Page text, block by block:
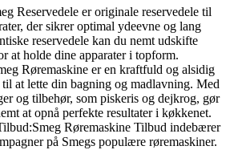
Reservedele er originale reservedele til
der sikrer optimal ydeevne og lang
reservedele kan du nemt udskifte
at holde dine apparater i topform.
Røremaskine er en kraftfuld og alsidig
at lette din bagning og madlavning. Med
og tilbehør, som piskeris og dejkrog, gør
at opnå perfekte resultater i køkkenet.
Røremaskine Tilbud indebærer
på Smegs populære røremaskiner.